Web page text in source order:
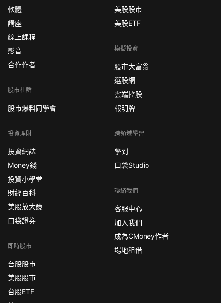
軟體
講座
線上課程
影音
合作作者
股市社群
股市爆料同學會
投資理財
投資網誌
Money錢
投資小學堂
財經百科
美股放大鏡
口袋證券
即時股市
台股股市
美股股市
台股ETF
美股股市
美股ETF
模擬投資
股市大富翁
選股網
雲端控股
報明牌
跨領域學習
學到
口袋Studio
聯絡我們
客服中心
加入我們
成為CMoney作者
場地租借